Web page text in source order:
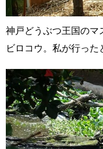
神戸どうぶつ王国のマ
ビロコウ。私が行った